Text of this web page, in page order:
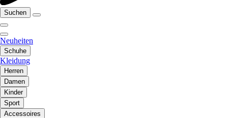
Suchen
Neuheiten
Schuhe
Kleidung
Herren
Damen
Kinder
Sport
Accessoires